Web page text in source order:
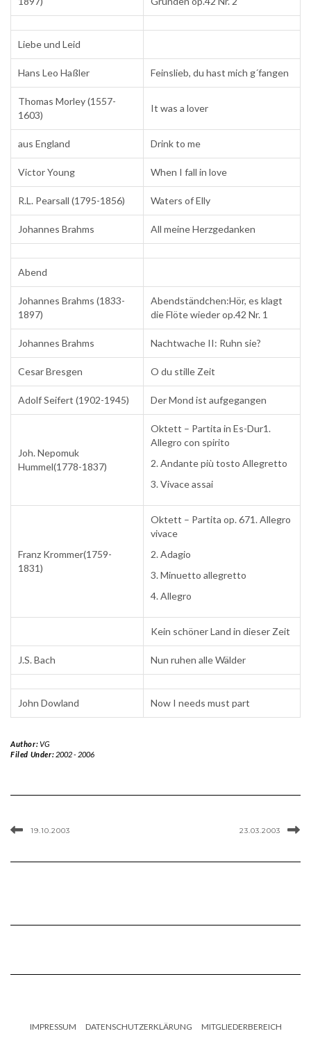
Liebe und Leid
Hans Leo Haßler Feinslieb, du hast mich g´fangen
Thomas Morley (1557-
1603)
It was a lover
aus England Drink to me
Victor Young When I fall in love
R.L. Pearsall (1795-1856) Waters of Elly
Johannes Brahms All meine Herzgedanken
Abend
Johannes Brahms (1833-
1897)
Abendständchen:Hör, es klagt
die Flöte wieder op.42 Nr. 1
Johannes Brahms Nachtwache II: Ruhn sie?
Cesar Bresgen O du stille Zeit
Adolf Seifert (1902-1945) Der Mond ist aufgegangen
Joh. Nepomuk
Hummel(1778-1837)
Oktett – Partita in Es-Dur1.
Allegro con spirito
2. Andante più tosto Allegretto
3. Vivace assai
Franz Krommer(1759-
1831)
Oktett – Partita op. 671. Allegro
vivace
2. Adagio
3. Minuetto allegretto
4. Allegro
Kein schöner Land in dieser Zeit
J.S. Bach Nun ruhen alle Wälder
John Dowland Now I needs must part
Author:VG
Filed Under: 2002 - 2006
19.10.2003 23.03.2003
IMPRESSUM DATENSCHUTZERKLÄRUNG MITGLIEDERBEREICH